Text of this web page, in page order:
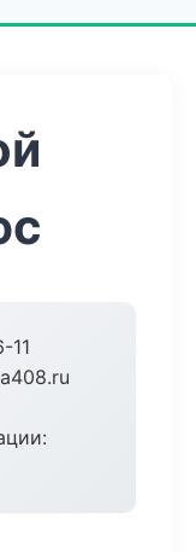
11